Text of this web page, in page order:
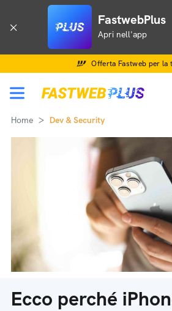
FastwebPlus
Apri nell'app
Offerta Fastweb per la
Home Dev & Security
Ecco perché